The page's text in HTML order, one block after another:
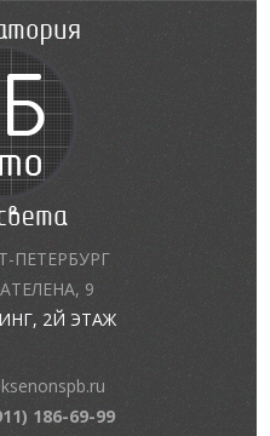
ПЕТЕРБУРГ
9
2Й ЭТАЖ
186-69-99